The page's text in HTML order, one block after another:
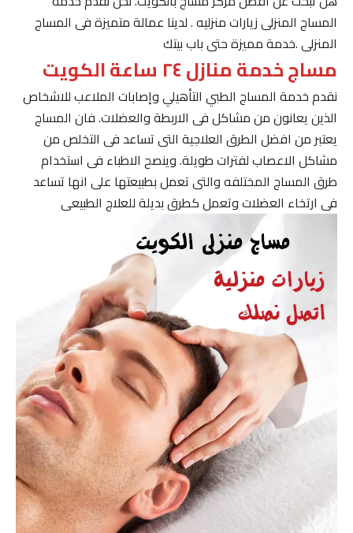
المساج المنزلى زيارات منزليه . لدينا عمالة متميزة فى المساج
المنزلى .خدمة مميزة حتى باب بيتك
مساج خدمة منازل ٢٤ ساعة الكويت
نقدم خدمة المساج الطبي التأهيلي وإصابات الملاعب للاشخاص
الذين يعانون من مشاكل فى الاربطة والعضلات. فان المساج
يعتبر من افضل الطرق العلاجية التى تساعد فى التخلص من
مشاكل الاعصاب لفترات طويلة. وينصح الاطباء فى استخدام
طرق المساج المختلفه والتى تعمل بطبيعتها على انها تساعد
فى ارتخاء العضلات وتعمل كطرق بديلة للعلاج الطبيعى